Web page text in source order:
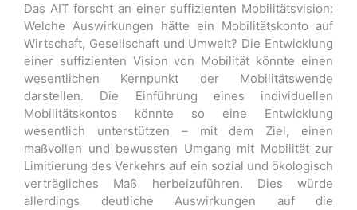
Das AIT forscht an einer suffizienten Mobilitätsvision:
Welche Auswirkungen hätte ein Mobilitätskonto auf
Wirtschaft, Gesellschaft und Umwelt? Die Entwicklung
einer suffizienten Vision von Mobilität könnte einen
wesentlichen Kernpunkt der Mobilitätswende
darstellen. Die Einführung eines individuellen
Mobilitätskontos könnte so eine Entwicklung
wesentlich unterstützen – mit dem Ziel, einen
maßvollen und bewussten Umgang mit Mobilität zur
Limitierung des Verkehrs auf ein sozial und ökologisch
verträgliches Maß herbeizuführen. Dies würde
allerdings deutliche Auswirkungen auf die